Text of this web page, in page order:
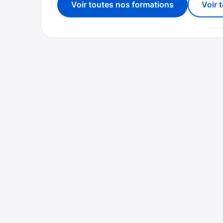
Voir toutes nos formations Voir